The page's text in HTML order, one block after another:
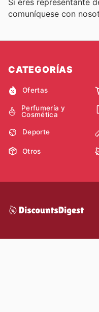
Si eres representante
comuníquese con
CATEGORÍAS
Ofertas
Perfumería y
Cosmética
Deporte
Otros